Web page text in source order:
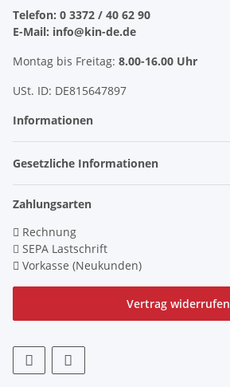
Telefon: 0 3372 / 40 62 90
E-Mail: info@kin-de.de
Montag bis Freitag: 8.00-16.00 Uhr
USt. ID: DE815647897
Informationen
Gesetzliche Informationen
Zahlungsarten
Rechnung
SEPA Lastschrift
Vorkasse (Neukunden)
Vertrag widerrufen